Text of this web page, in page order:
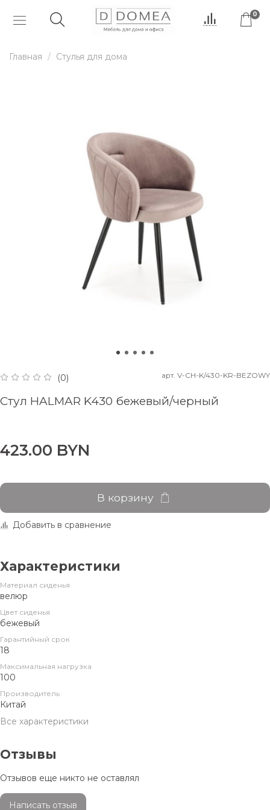
0
Главная Стулья для дома
(0) арт. V-CH-K/430-KR-BEZOWY
Стул HALMAR K430 бежевый/черный
423.00 BYN
В корзину
Добавить в сравнение
Характеристики
Материал сиденья
велюр
Цвет сиденья
бежевый
Гарантийный срок
18
Максимальная нагрузка
100
Производитель
Китай
Все характеристики
Отзывы
Отзывов еще никто не оставлял
Написать отзыв